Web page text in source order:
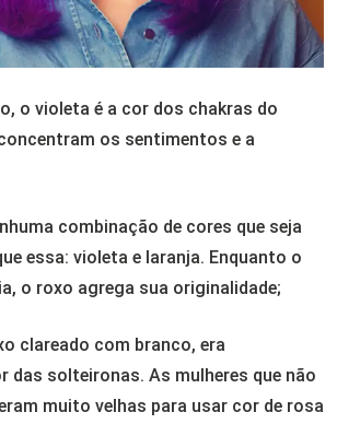
o violeta é a cor dos chakras do
os sentimentos e a
combinação de cores que seja
essa: violeta e laranja. Enquanto o
o roxo agrega sua originalidade;
clareado com branco, era
das solteironas. As mulheres que não
muito velhas para usar cor de rosa